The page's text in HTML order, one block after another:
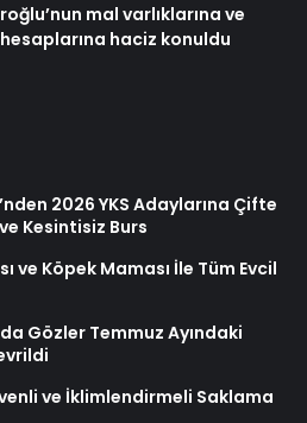
mal varlıklarına ve
haciz konuldu
2026 YKS Adaylarına Çifte
Kesintisiz Burs
ve Köpek Maması İle Tüm Evcil
Gözler Temmuz Ayındaki
ve İklimlendirmeli Saklama